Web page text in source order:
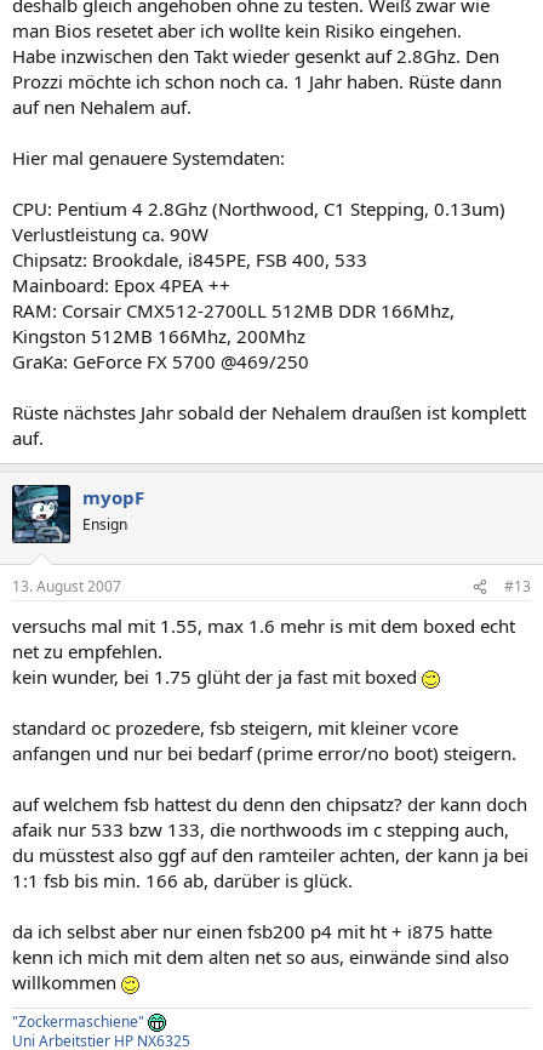
man Bios resetet aber ich wollte kein Risiko eingehen.
Habe inzwischen den Takt wieder gesenkt auf 2.8Ghz. Den
Prozzi möchte ich schon noch ca. 1 Jahr haben. Rüste dann
auf nen Nehalem auf.
Hier mal genauere Systemdaten:
CPU: Pentium 4 2.8Ghz (Northwood, C1 Stepping, 0.13um)
Verlustleistung ca. 90W
Chipsatz: Brookdale, i845PE, FSB 400, 533
Mainboard: Epox 4PEA ++
RAM: Corsair CMX512-2700LL 512MB DDR 166Mhz,
Kingston 512MB 166Mhz, 200Mhz
GraKa: GeForce FX 5700 @469/250
Rüste nächstes Jahr sobald der Nehalem draußen ist komplett
auf.
myopF
Ensign
13. August 2007 #13
versuchs mal mit 1.55, max 1.6 mehr is mit dem boxed echt
net zu empfehlen.
kein wunder, bei 1.75 glüht der ja fast mit boxed
standard oc prozedere, fsb steigern, mit kleiner vcore
anfangen und nur bei bedarf (prime error/no boot) steigern.
auf welchem fsb hattest du denn den chipsatz? der kann doch
afaik nur 533 bzw 133, die northwoods im c stepping auch,
du müsstest also ggf auf den ramteiler achten, der kann ja bei
1:1 fsb bis min. 166 ab, darüber is glück.
da ich selbst aber nur einen fsb200 p4 mit ht + i875 hatte
kenn ich mich mit dem alten net so aus, einwände sind also
willkommen
"Zockermaschiene"
Uni Arbeitstier HP NX6325